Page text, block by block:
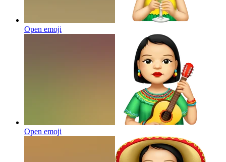
Open emoji
Open emoji